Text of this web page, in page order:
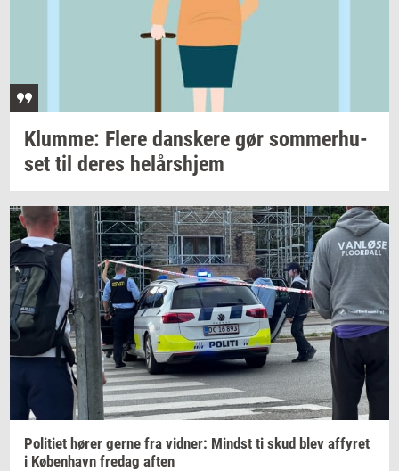
Klum­me: Flere dan­ske­re gør som­mer­hu­
set til deres helårs­hjem
Po­li­ti­et hører gerne fra vid­ner: Mindst ti skud blev af­fy­ret
i Kø­ben­havn fre­dag aften